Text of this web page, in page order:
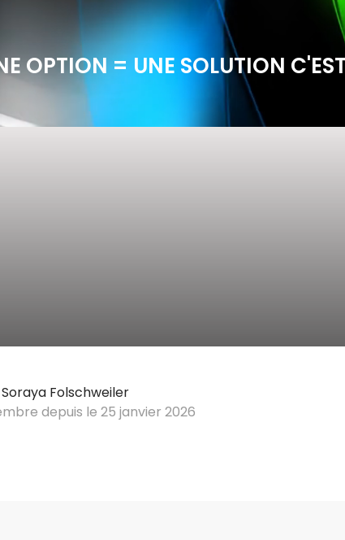
OPTION = UNE SOLUTION
Soraya Folschweiler
depuis le 25 janvier 2026